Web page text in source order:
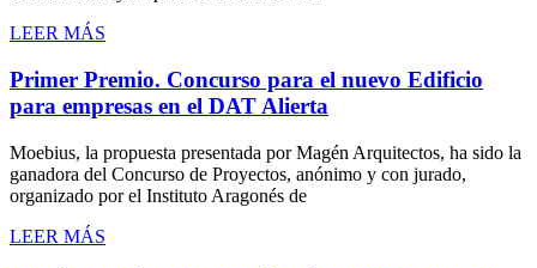
LEER MÁS
Primer Premio. Concurso para el nuevo Edificio
para empresas en el DAT Alierta
Moebius, la propuesta presentada por Magén Arquitectos, ha sido la
ganadora del Concurso de Proyectos, anónimo y con jurado,
organizado por el Instituto Aragonés de
LEER MÁS